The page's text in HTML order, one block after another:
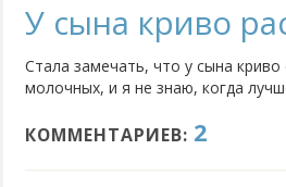
У сына криво
Стала замечать, что у сына
молочных, и я не знаю, когда
КОММЕНТАРИЕВ: 2